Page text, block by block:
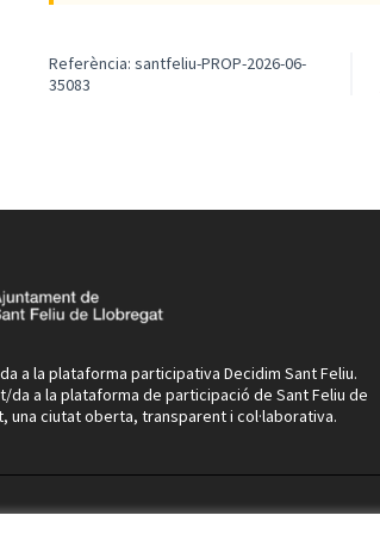
Referència: santfeliu-PROP-2026-06-
35083
a la plataforma participativa Decidim Sant Feliu.
da a la plataforma de participació de Sant Feliu de
una ciutat oberta, transparent i col·laborativa.